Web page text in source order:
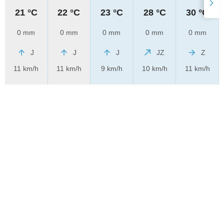
21 °C
0 mm
J
11 km/h
22 °C
0 mm
J
11 km/h
23 °C
0 mm
J
9 km/h
28 °C
0 mm
JZ
10 km/h
30 °C
0 mm
Z
11 km/h